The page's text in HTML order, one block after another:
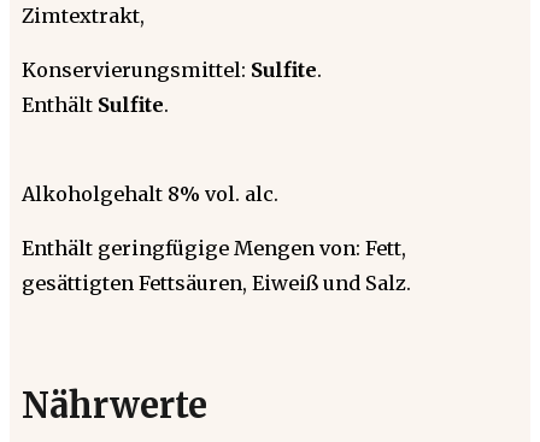
Zimtextrakt,
Konservierungsmittel: Sulfite.
Enthält Sulfite.
Alkoholgehalt 8% vol. alc.
Enthält geringfügige Mengen von: Fett,
gesättigten Fettsäuren, Eiweiß und Salz.
Nährwerte